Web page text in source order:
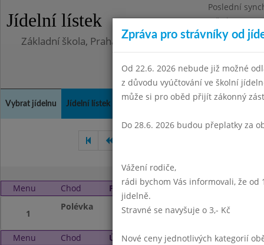
Jídelní lístek
Poslední
Středa
Základní škola, Praha 4, Na Líše 16
Vybrat jídelnu Jídelní lístek Kontakty a informace
Menu Chod Pondělí 25. 8. 2025 (11:30 - 13:45)
1
Polévka Prázdniny
Menu Chod Úterý 26. 8. 2025 (11:30 - 13:45)
Zpráva pro strávníky od
Od 22.6. 2026 nebude již možné
z důvodu vyúčtování ve školní
může si pro oběd přijít zákonný
Do 28.6. 2026 budou přeplatky za
Vážení rodiče,
rádi bychom Vás informovali, že od
jidelně.
Stravné se navyšuje o 3,- Kč
Nové ceny jednotlivých kategorií